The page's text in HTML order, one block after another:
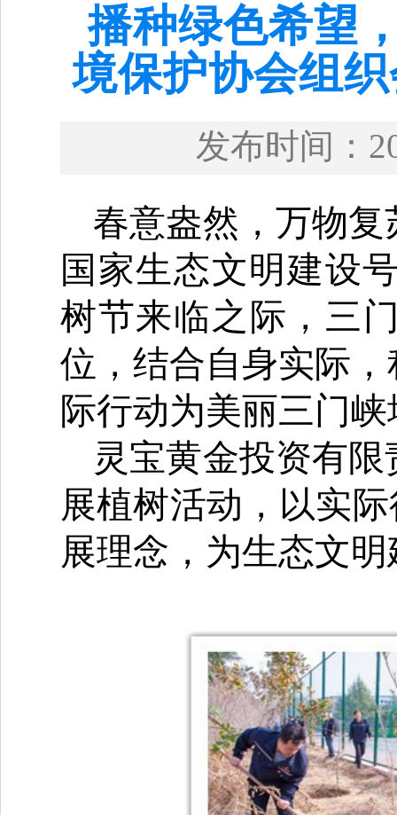
播种绿色希望
境保护协会组
发布时间：
春意盎然，万物
国家生态文明建设
树节来临之际，三
位，结合自身实际
际行动为美丽三门
灵宝黄金投资有
展植树活动，以实
展理念，为生态文